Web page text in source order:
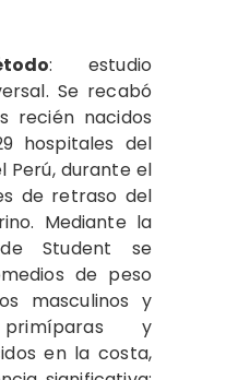
: estudio
Se recabó
recién nacidos
hospitales del
Perú, durante el
de retraso del
Mediante la
Student se
de peso
masculinos y
y
en la costa,